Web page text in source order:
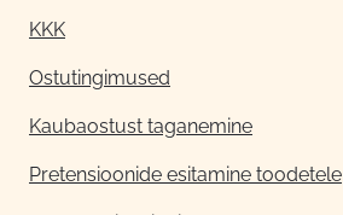
KKK
Ostutingimused
Kaubaostust taganemine
Pretensioonide esitamine toodetele